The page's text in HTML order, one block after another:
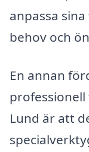
anpassa
behov och
En annan
Lund är att